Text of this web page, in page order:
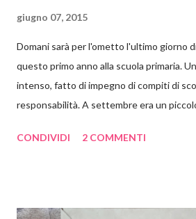
giugno 07, 2015
Domani sarà per l'ometto l'ultimo giorno
questo primo anno alla scuola primaria.
intenso, fatto di impegno di compiti di
responsabilità. A settembre era un
scrivere. Oggi è un bel ragazzino molto
CONDIVIDI 2 COMMENTI